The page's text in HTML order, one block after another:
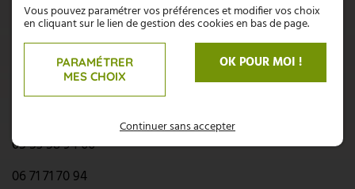
UNE QUESTION ?
CONTACTEZ-NOUS
N'hésitez pas, nous sommes là pour répondre à vos
05 53 58 94 66
06 71 71 70 94
Vous pouvez paramétrer vos préférences et modifier vos choix
en cliquant sur le lien de gestion des cookies en bas de page.
PARAMÉTRER
MES CHOIX
OK POUR MOI !
Continuer sans accepter